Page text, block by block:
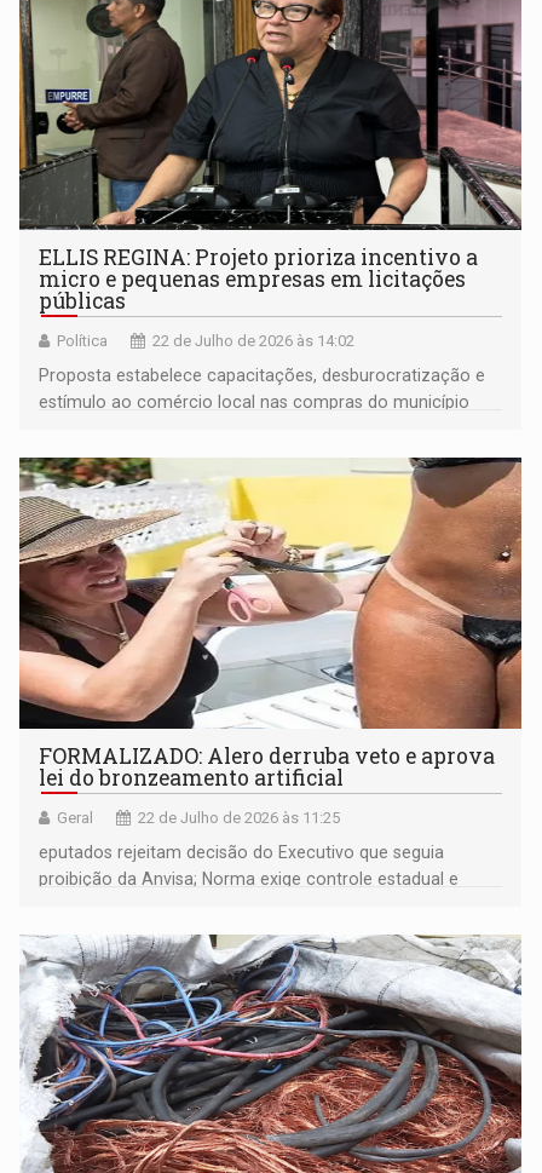
ELLIS REGINA: Projeto prioriza incentivo a
micro e pequenas empresas em licitações
públicas
Política 22 de Julho de 2026 às 14:02
Proposta estabelece capacitações, desburocratização e
estímulo ao comércio local nas compras do município
federal
FORMALIZADO: Alero derruba veto e aprova
lei do bronzeamento artificial
Geral 22 de Julho de 2026 às 11:25
eputados rejeitam decisão do Executivo que seguia
proibição da Anvisa; Norma exige controle estadual e